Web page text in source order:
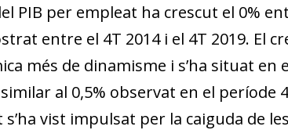
PIB per empleat ha crescut el 0%
entre el 4T 2014 i el 4T 2019. El
més de dinamisme i s’ha situat en
al 0,5% observat en el període
vist impulsat per la caiguda de